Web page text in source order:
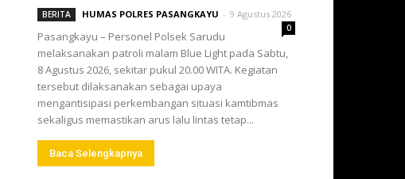
BERITA HUMAS POLRES PASANGKAYU - 9 Agustus 2026
0
Pasangkayu – Personel Polsek Sarudu
melaksanakan patroli malam Blue Light pada Sabtu,
8 Agustus 2026, sekitar pukul 20.00 WITA. Kegiatan
tersebut dilaksanakan sebagai upaya
mengantisipasi perkembangan situasi kamtibmas
sekaligus memastikan arus lalu lintas tetap...
Baca Selengkapnya